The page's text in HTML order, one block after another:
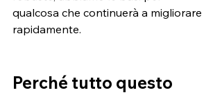
qualcosa che continuerà a migliorare
rapidamente.
Perché tutto questo